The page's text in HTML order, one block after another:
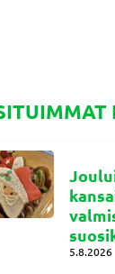
5.8.2026